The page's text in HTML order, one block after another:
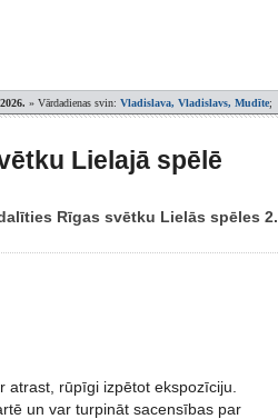
» Vārdadienas svin: Vladislava, Vladislavs, Mudīte;
Lielajā spēlē
Rīgas svētku Lielās spēles 2.
rūpīgi izpētot ekspozīciju.
un var turpināt sacensības par